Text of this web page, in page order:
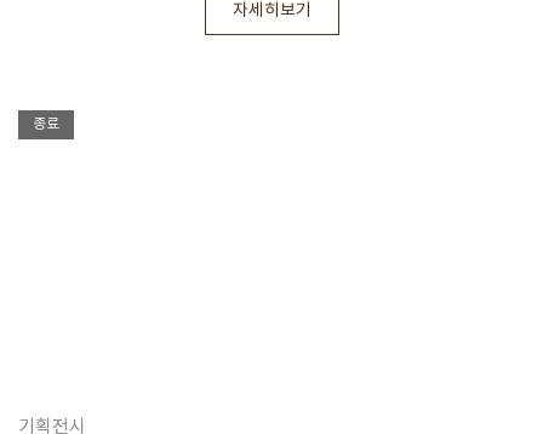
자세히보기
종료
기획전시